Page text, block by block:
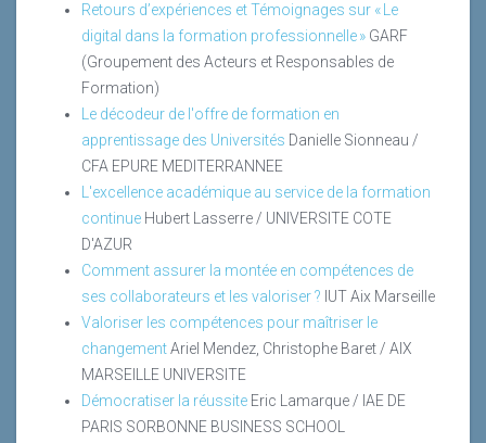
Retours d’expériences et Témoignages sur « Le
digital dans la formation professionnelle » GARF
(Groupement des Acteurs et Responsables de
Formation)
Le décodeur de l'offre de formation en
apprentissage des Universités Danielle Sionneau /
CFA EPURE MEDITERRANNEE
L'excellence académique au service de la formation
continue Hubert Lasserre / UNIVERSITE COTE
D'AZUR
Comment assurer la montée en compétences de
ses collaborateurs et les valoriser ? IUT Aix Marseille
Valoriser les compétences pour maîtriser le
changementAriel Mendez, Christophe Baret / AIX
MARSEILLE UNIVERSITE
Démocratiser la réussite Eric Lamarque / IAE DE
PARIS SORBONNE BUSINESS SCHOOL